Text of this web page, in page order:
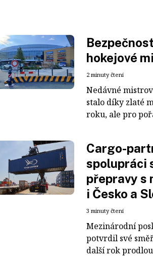
hokejové
2 minuty čtení
Nedávné
stalo díky zlaté
roku, ale pro
Cargo-
spolupráci
přepravy s
i Česko a
3 minuty čtení
Mezinárodní
potvrdil své
další rok